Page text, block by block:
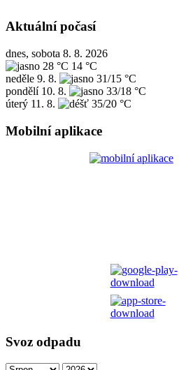
Aktuální počasí
dnes, sobota 8. 8. 2026
28 °C 14 °C
neděle 9. 8.
31/15 °C
pondělí 10. 8.
33/18 °C
úterý 11. 8. 35/20 °C
Mobilní aplikace
Svoz odpadu